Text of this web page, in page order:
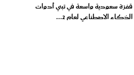
قفزة سعودية واسعة في تبني أدوات
الذكاء الاصطناعي لعام 2...